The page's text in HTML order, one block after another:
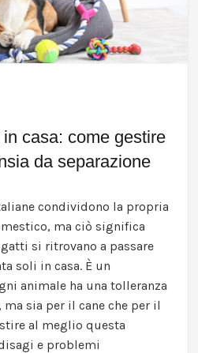
casa: come gestire
da separazione
condividono la propria
ma ciò significa
si ritrovano a passare
soli in casa. È un
animale ha una tolleranza
sia per il cane che per il
al meglio questa
e problemi